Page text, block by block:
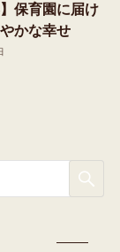
】保育園に届け
かな幸せ